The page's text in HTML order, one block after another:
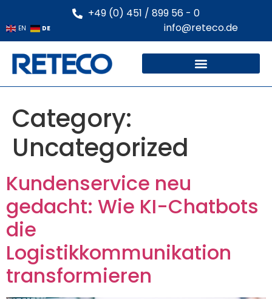
+49 (0) 451 / 899 56 - 0
EN DE info@reteco.de
Category:
Uncategorized
Kundenservice neu
gedacht: Wie KI-Chatbots
die
Logistikkommunikation
transformieren